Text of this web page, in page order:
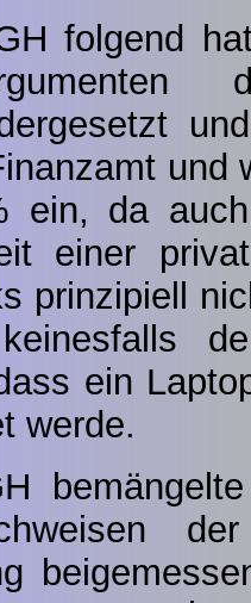
folgend
und
ein, da
einer
prinzipiell
ein
werde.